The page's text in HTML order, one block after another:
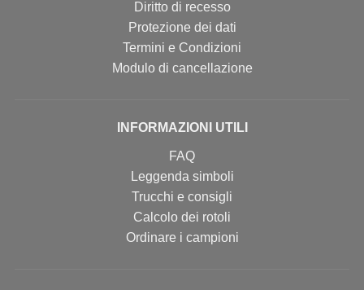
Diritto di recesso
Protezione dei dati
Termini e Condizioni
Modulo di cancellazione
INFORMAZIONI UTILI
FAQ
Leggenda simboli
Trucchi e consigli
Calcolo dei rotoli
Ordinare i campioni